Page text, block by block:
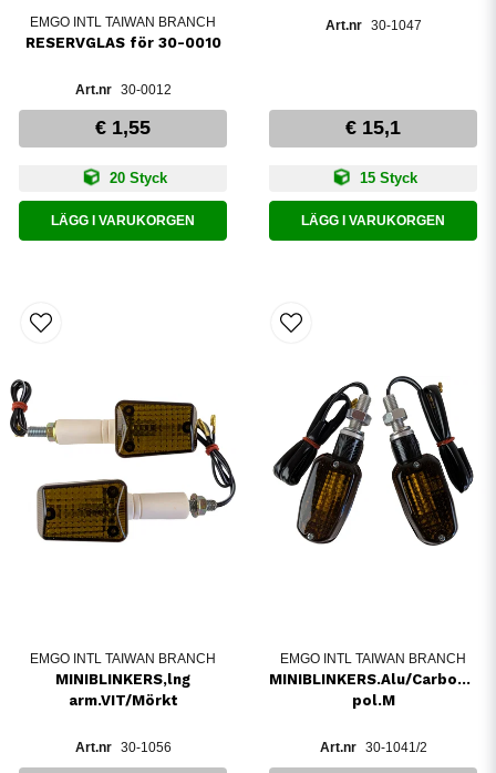
EMGO INTL TAIWAN BRANCH
RESERVGLAS för 30-0010
30-0012
€ 1,55
20 Styck
LÄGG I VARUKORGEN
30-1047
€ 15,1
15 Styck
LÄGG I VARUKORGEN
EMGO INTL TAIWAN BRANCH
MINIBLINKERS,lng
arm.VIT/Mörkt
30-1056
EMGO INTL TAIWAN BRANCH
MINIBLINKERS.Alu/Carbon1-
pol.M
30-1041/2